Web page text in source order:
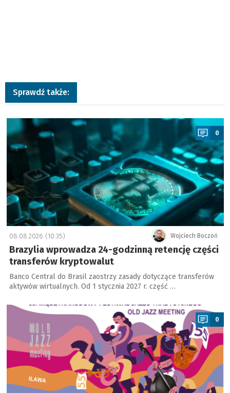
Sprawdź także:
a
0
Wojciech Boczoń
08.08.2026 (10:35)
Brazylia wprowadza 24-godzinną retencję części
transferów kryptowalut
Banco Central do Brasil zaostrzy zasady dotyczące transferów
aktywów wirtualnych. Od 1 stycznia 2027 r. część …
a
0